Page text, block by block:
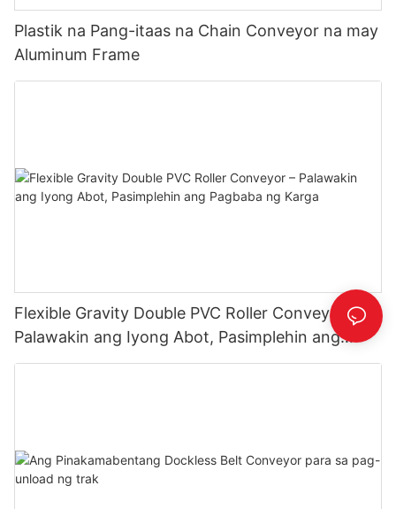
Plastik na Pang-itaas na Chain Conveyor na may
Aluminum Frame
Flexible Gravity Double PVC Roller Conveyor –
Palawakin ang Iyong Abot, Pasimplehin ang
Pagbaba ng Karga